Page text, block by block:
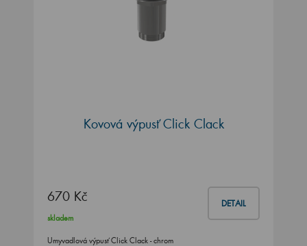
Kovová výpusť Click Clack
670 Kč DETAIL
skladem
Umyvadlová výpusť Click Clack - chrom